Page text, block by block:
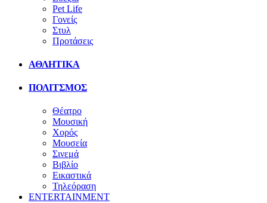
Pet Life
Γονείς
Στυλ
Προτάσεις
ΑΘΛΗΤΙΚΑ
ΠΟΛΙΤΣΜΟΣ
Θέατρο
Μουσική
Χορός
Μουσεία
Σινεμά
Βιβλίο
Εικαστικά
Τηλεόραση
ENTERTAINMENT